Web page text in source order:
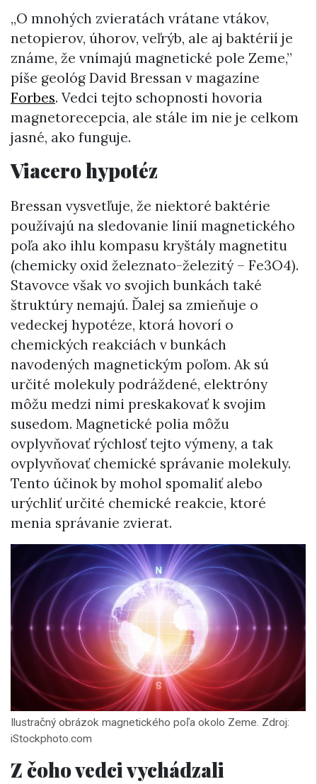
„O mnohých zvieratách vrátane vtákov,
netopierov, úhorov, veľrýb, ale aj baktérií je
známe, že vnímajú magnetické pole Zeme,”
píše geológ David Bressan v magazíne
Forbes. Vedci tejto schopnosti hovoria
magnetorecepcia, ale stále im nie je celkom
jasné, ako funguje.
Viacero hypotéz
Bressan vysvetľuje, že niektoré baktérie
používajú na sledovanie línií magnetického
poľa ako ihlu kompasu kryštály magnetitu
(chemicky oxid železnato-železitý – Fe3O4).
Stavovce však vo svojich bunkách také
štruktúry nemajú. Ďalej sa zmieňuje o
vedeckej hypotéze, ktorá hovorí o
chemických reakciách v bunkách
navodených magnetickým poľom. Ak sú
určité molekuly podráždené, elektróny
môžu medzi nimi preskakovať k svojim
susedom. Magnetické polia môžu
ovplyvňovať rýchlosť tejto výmeny, a tak
ovplyvňovať chemické správanie molekuly.
Tento účinok by mohol spomaliť alebo
urýchliť určité chemické reakcie, ktoré
menia správanie zvierat.
Ilustračný obrázok magnetického poľa okolo Zeme. Zdroj:
iStockphoto.com
Z čoho vedci vychádzali